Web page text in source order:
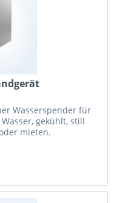
Wasserspender für
gekühlt, still
mieten.